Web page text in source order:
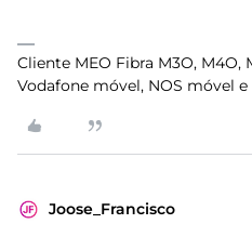
Cliente MEO Fibra M3O, M4O,
Vodafone móvel, NOS móvel e
Joose_Francisco